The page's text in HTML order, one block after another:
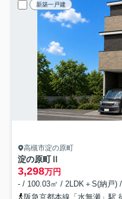
新築一戸建
高槻市淀の原町
淀の原町Ⅱ
3,298万円
- / 100.03㎡ / 2LDK＋S(納戸)
阪急京都本線「水無瀬」駅